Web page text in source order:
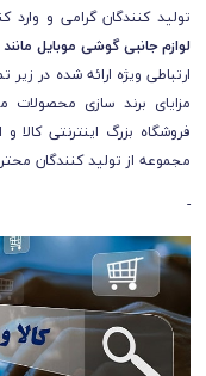
تولید کنندگان گرامی و وارد
لوازم جانبی گوشی موبایل
ارتباطی ویژه ارائه شده در
مزایای برند سازی
فروشگاه بزرگ اینترنتی کالا
مجموعه از تولید کنندگان
-